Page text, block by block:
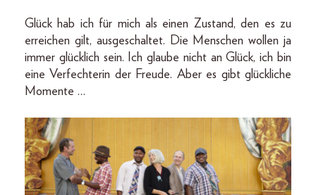
Glück hab ich für mich als einen Zustand, den es zu
erreichen gilt, ausgeschaltet. Die Menschen wollen ja
immer glücklich sein. Ich glaube nicht an Glück, ich bin
eine Verfechterin der Freude. Aber es gibt glückliche
Momente …